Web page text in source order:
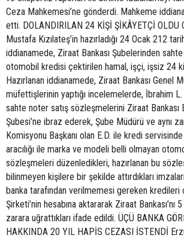
Ceza Mahkemesi’ne gönderdi. Mahkeme
etti. DOLANDIRILAN 24 KİŞİ ŞİKÂYETÇİ OLDU
Mustafa Kızılateş’in hazırladığı 24 Ocak 212
iddianamede, Ziraat Bankası Şubelerinden
otomobil kredisi çektirilen hamal, işçi, işsiz 24
Hazırlanan iddianamede, Ziraat Bankası Genel
müfettişlerinin yaptığı incelemelerde, İbrahim L.
sahte noter satış sözleşmelerini Ziraat Bankası
Şubesi’ne ibraz ederek, Şube Müdürü ve aynı
Komisyonu Başkanı olan E.D. ile kredi
aracılığı ile marka ve modeli belli olmayan
sözleşmeleri düzenledikleri, hazırlanan bu
bilinmeyen kişilere bir şekilde attırdıkları
banka tarafından verilmemesi gereken
Şirketi’nin hesabına aktararak Ziraat
zarara uğrattıkları ifade edildi. ÜÇÜ BANKA
HAKKINDA 20 YIL HAPİS CEZASI İSTENDİ